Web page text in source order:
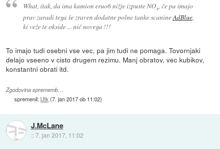
What, itak, da ima kamion eruo6 nižje izpuste NOx , če pa imajo
prav zaradi tega še zraven dodatne polne tanke scanineAdBlue,
ki veže te okside ... nič novega !!!
To imajo tudi osebni vse vec, pa jim tudi ne pomaga. Tovornjaki
delajo vseeno v cisto drugem rezimu. Manj obratov, vec kubikov,
konstantni obrati itd.
Zgodovina sprememb…
spremenil: Utk (7. jan 2017 ob 11:02)
J.McLane
::7. jan 2017, 11:02